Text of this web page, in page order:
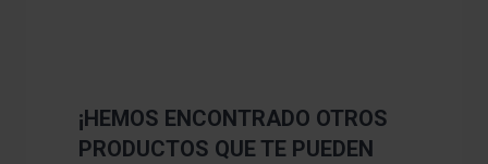
¡HEMOS ENCONTRADO OTROS
PRODUCTOS QUE TE PUEDEN